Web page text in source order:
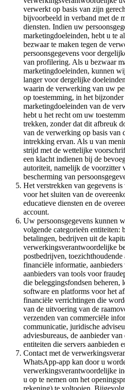
verwerkt op basis van zijn
bijvoorbeeld in verband met de
diensten. Indien uw
marketingdoeleinden, hebt u te
bezwaar te maken tegen de
persoonsgegevens voor
van profilering. Als u bezwaar
marketingdoeleinden, kunnen
langer voor dergelijke
waarin de verwerking van uw
op toestemming, in het
marketingdoeleinden van de
hebt u het recht om uw
trekken, zonder dat dit afbreuk
van de verwerking op basis van
intrekking ervan. Als u van
strijd met de wettelijke
een klacht indienen bij de
autoriteit, namelijk de voorzitter
bescherming van
Het verstrekken van gegevens
voor het sluiten van de
educatieve diensten en de
account.
Uw persoonsgegevens kunnen
volgende categorieën entiteiten:
betalingen, bedrijven uit de
verwerkingsverantwoordelijke
postbedrijven,
financiële informatie, aanbieders
aanbieders van tools voor
die beleggingsfondsen beheren,
software en platforms voor het
financiële verrichtingen die
van de uitvoering van de
verzenden van commerciële
communicatie, juridische
adviesbureaus, de aanbieder
entiteiten die servers aanbieden
Contact met de
WhatsApp-app kan door u
verwerkingsverantwoordelijke
u op te nemen om het
rekening) te voltooien.